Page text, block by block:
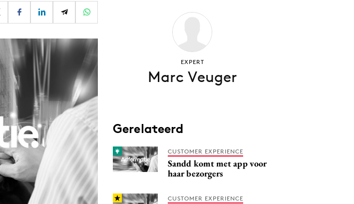
Purpose Marketing
EXPERT
Marc Veuger
Gerelateerd
CUSTOMER EXPERIENCE
Sandd komt met app voor
haar bezorgers
CUSTOMER EXPERIENCE